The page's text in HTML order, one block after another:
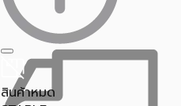
สินค้าหมด